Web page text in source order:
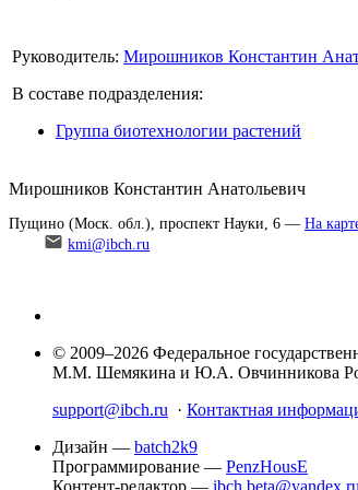
Руководитель: Мирошников Константин
В составе подразделения:
Группа биотехнологии растений
Мирошников Константин Анатольевич
Пущино (Моск. обл.), проспект Науки, 6 — На
kmi@ibch.ru
© 2009–2026 Федеральное
М.М. Шемякина и Ю.А. Овчинникова
support@ibch.ru · Контактная
Дизайн — batch2k9
Программирование — PenzHousE
Контент-редактор — ibch.beta@yandex.ru